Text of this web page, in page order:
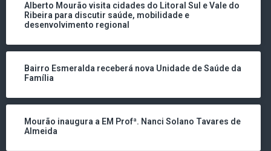
Alberto Mourão visita cidades do Litoral Sul e Vale do
Ribeira para discutir saúde, mobilidade e
desenvolvimento regional
Bairro Esmeralda receberá nova Unidade de Saúde da
Família
Mourão inaugura a EM Profª. Nanci Solano Tavares de
Almeida